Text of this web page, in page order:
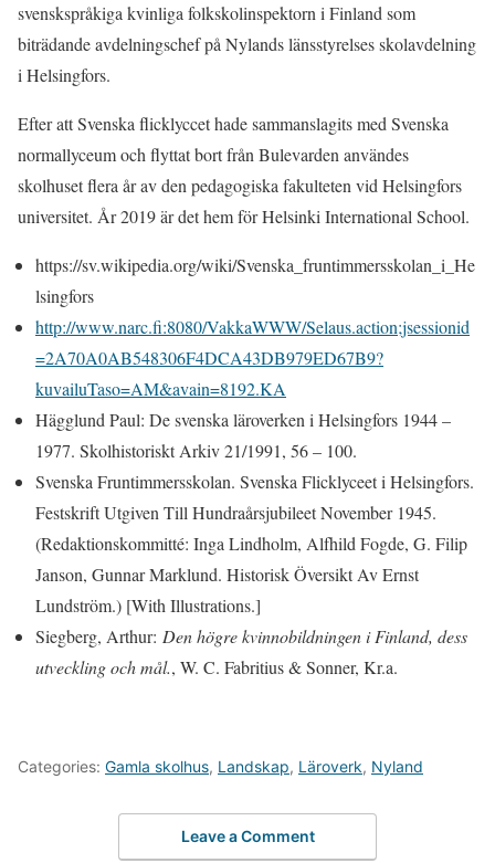
svenskspråkiga kvinliga folkskolinspektorn i Finland som
biträdande avdelningschef på Nylands länsstyrelses skolavdelning
i Helsingfors.
Efter att Svenska flicklyccet hade sammanslagits med Svenska
normallyceum och flyttat bort från Bulevarden användes
skolhuset flera år av den pedagogiska fakulteten vid Helsingfors
universitet. År 2019 är det hem för Helsinki International School.
https://sv.wikipedia.org/wiki/Svenska_fruntimmersskolan_i_He
lsingfors
http://www.narc.fi:8080/VakkaWWW/Selaus.action;jsessionid
=2A70A0AB548306F4DCA43DB979ED67B9?
kuvailuTaso=AM&avain=8192.KA
Hägglund Paul: De svenska läroverken i Helsingfors 1944 –
1977. Skolhistoriskt Arkiv 21/1991, 56 – 100.
Svenska Fruntimmersskolan. Svenska Flicklyceet i Helsingfors.
Festskrift Utgiven Till Hundraårsjubileet November 1945.
(Redaktionskommitté: Inga Lindholm, Alfhild Fogde, G. Filip
Janson, Gunnar Marklund. Historisk Översikt Av Ernst
Lundström.) [With Illustrations.]
Siegberg, Arthur: Den högre kvinnobildningen i Finland, dess
utveckling och mål., W. C. Fabritius & Sonner, Kr.a.
Categories: Gamla skolhus, Landskap, Läroverk, Nyland
Leave a Comment